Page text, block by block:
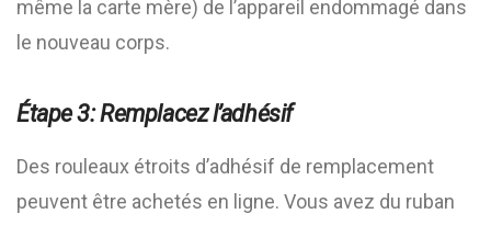
même la carte mère) de l’appareil endommagé dans
le nouveau corps.
Étape 3: Remplacez l’adhésif
Des rouleaux étroits d’adhésif de remplacement
peuvent être achetés en ligne. Vous avez du ruban